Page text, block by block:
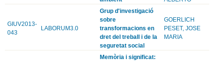
GIUV2013-
043
LABORUM3.0
Grup d'investigació
sobre
transformacions en
dret del treball i de la
seguretat social
GOERLICH
PESET, JOSE
MARIA
Memòria i significat: